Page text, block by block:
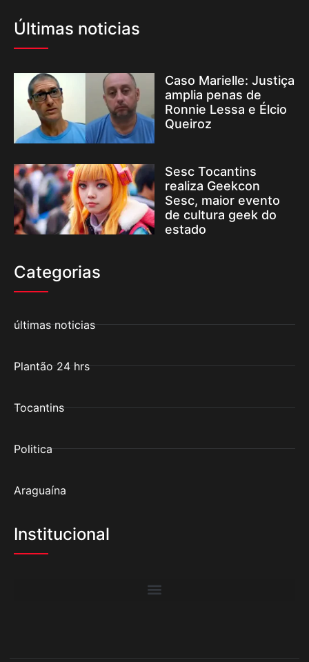
Últimas noticias
Caso Marielle: Justiça
amplia penas de
Ronnie Lessa e Élcio
Queiroz
Sesc Tocantins
realiza Geekcon
Sesc, maior evento
de cultura geek do
estado
Categorias
últimas noticias
Plantão 24 hrs
Tocantins
Politica
Araguaína
Institucional